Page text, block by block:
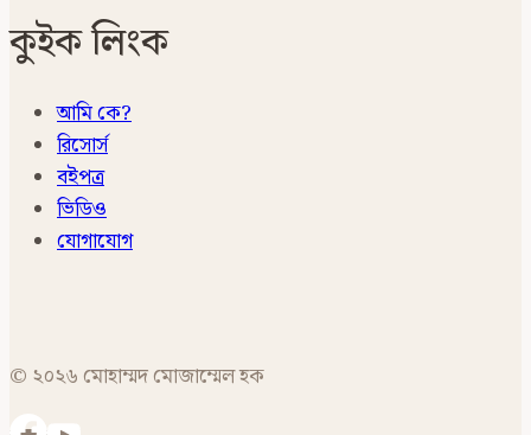
কুইক লিংক
আমি কে?
রিসোর্স
বইপত্র
ভিডিও
যোগাযোগ
© ২০২৬ মোহাম্মদ মোজাম্মেল হক